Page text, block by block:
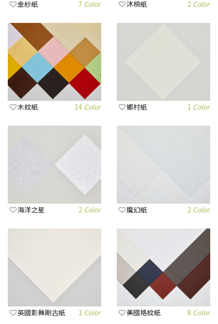
金紗紙 7 Color 沐棉紙 2 Color
木紋紙 14 Color 鄉村紙 1 Color
海洋之星 2 Color 魔幻紙 2 Color
英國影舞剛古紙 1 Color 美國格紋紙 8 Color